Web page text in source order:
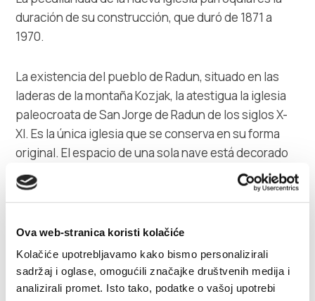
Ova web-stranica koristi kolačiće
Kolačiće upotrebljavamo kako bismo personalizirali
sadržaj i oglase, omogućili značajke društvenih medija i
analizirali promet. Isto tako, podatke o vašoj upotrebi
duración de su construcción, que duró de 1871 a
1970.
La existencia del pueblo de Radun, situado en las
laderas de la montaña Kozjak, la atestigua la iglesia
paleocroata de San Jorge de Radun de los siglos X-
XI. Es la única iglesia que se conserva en su forma
original. El espacio de una sola nave está decorado
con nichos poco profundos en el exterior y abanicos
en el interior. El muro exterior, de ábside rectangular,
arqueológicas realizadas en las tumbas
circundantes han indicado la continuidad de los
enterramientos desde el siglo IX hasta el XV. Las
joyas paleocroatas y los objetos encontrados en las